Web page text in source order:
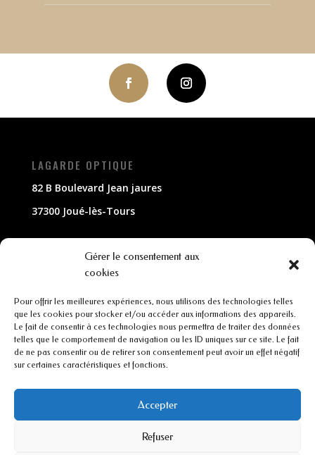
Gérer le consentement aux
cookies
Pour offrir les meilleures expériences, nous utilisons des technologies telles
que les cookies pour stocker et/ou accéder aux informations des appareils.
Le fait de consentir à ces technologies nous permettra de traiter des données
telles que le comportement de navigation ou les ID uniques sur ce site. Le fait
de ne pas consentir ou de retirer son consentement peut avoir un effet négatif
sur certaines caractéristiques et fonctions.
Accepter
Refuser
LAGARDE OPTIQUE
82 B Boulevard Jean jaures
37300 Joué-lès-Tours
02 47 63 79 33
contact@lagarde-optique.fr
INFORMATIONS
Mentions légales
Conditions générales de ventes